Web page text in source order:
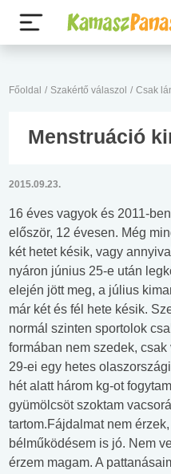
Főoldal / Szakértő válaszol / Csak
Menstruáció
2015.09.23.
16 éves vagyok és 2011-
először, 12 évesen. Még
két hetet késik, vagy
nyáron június 25-e után
elején jött meg, a július
már két és fél hete késik.
normál szinten sportolok
formában nem szedek,
29-ei egy hetes
hét alatt három kg-ot
gyümölcsöt szoktam
tartom.Fájdalmat nem
bélműködésem is jó. Nem
érzem magam. A